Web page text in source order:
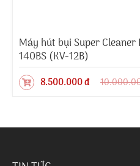
Máy hút bụi Super Cleaner
140BS (KV-12B)
8.500.000 đ